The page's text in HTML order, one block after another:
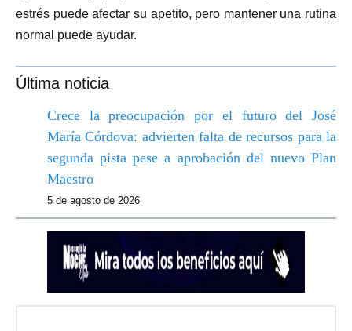
estrés puede afectar su apetito, pero mantener una rutina
normal puede ayudar.
Última noticia
Crece la preocupación por el futuro del José
María Córdova: advierten falta de recursos para la
segunda pista pese a aprobación del nuevo Plan
Maestro
5 de agosto de 2026